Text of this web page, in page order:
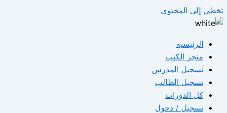
تخطي إلى المحتوى
الرئيسية
متجر الكتب
تسجيل المدرس
تسجيل الطالب
كل الدورات
تسجيل / دخول